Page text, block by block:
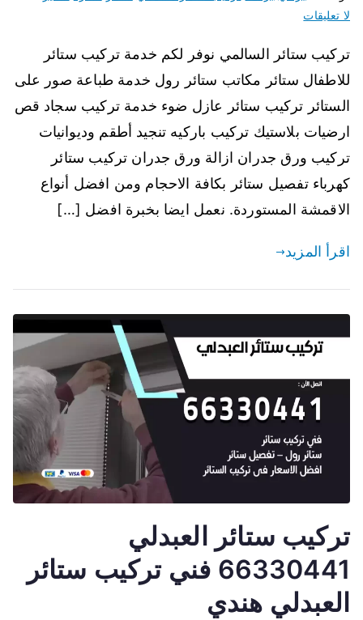
لا تعليقات
تركيب ستائر السالمي نوفر لكم خدمة تركيب ستائر
للاطفال ستائر مكاتب ستائر رول خدمة طباعة صور على
الستائر تركيب ستائر عازل ضوء خدمة تركيب سجاد قص
ارضيات بلاستيك تركيب باركيه تنجيد أطقم وديوانيات
تركيب ورق جدران ازالة ورق جدران تركيب ستائر
كهرباء تفصيل ستائر بكافة الاحجام ومن افضل أنواع
الاقمشة المستوردة. نعمل ايضا بخبرة افضل […]
اقرأ المزيد
تركيب ستائر العبدلي
66330441 فني تركيب ستائر
العبدلي هندي